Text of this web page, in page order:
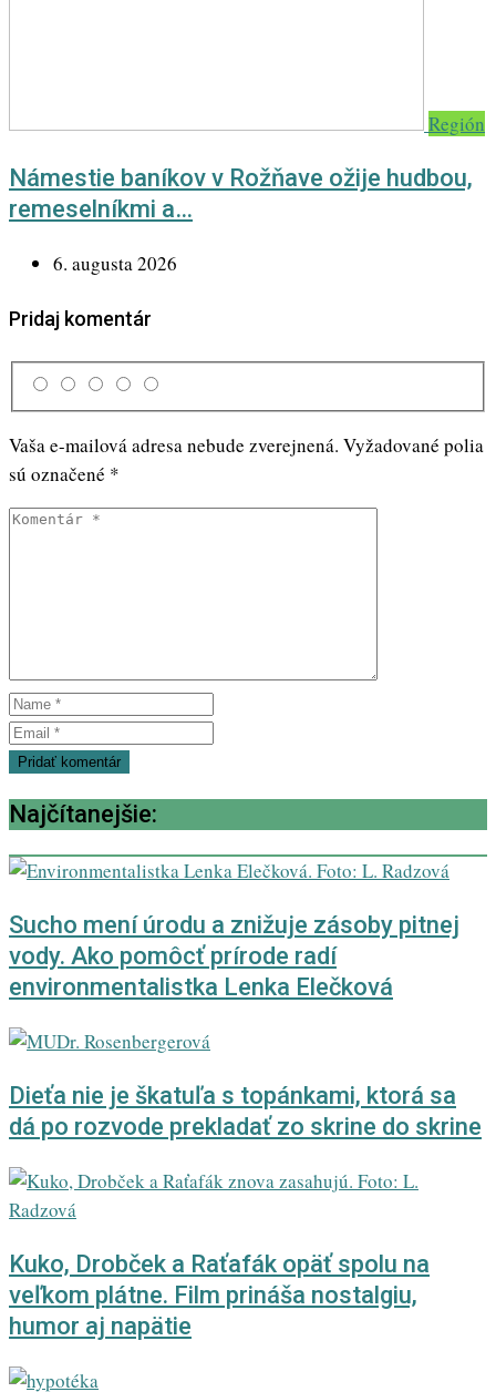
Región
Námestie baníkov v Rožňave ožije hudbou,
remeselníkmi a…
6. augusta 2026
Pridaj komentár
Vaša e-mailová adresa nebude zverejnená. Vyžadované polia
sú označené *
Najčítanejšie:
Sucho mení úrodu a znižuje zásoby pitnej
vody. Ako pomôcť prírode radí
environmentalistka Lenka Elečková
Dieťa nie je škatuľa s topánkami, ktorá sa
dá po rozvode prekladať zo skrine do skrine
Kuko, Drobček a Raťafák opäť spolu na
veľkom plátne. Film prináša nostalgiu,
humor aj napätie